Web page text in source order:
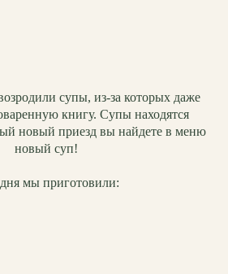
супы, из-за которых даже
книгу. Супы находятся
новый приезд вы найдете в меню
новый суп!
мы приготовили: